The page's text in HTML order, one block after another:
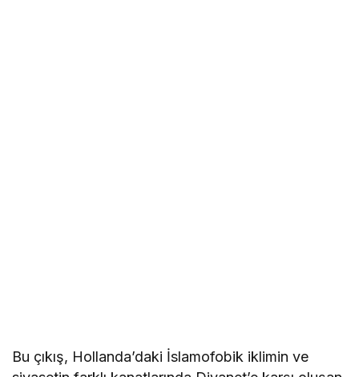
Bu çıkış, Hollanda’daki İslamofobik iklimin ve